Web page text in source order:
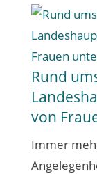
Rund
von
Immer